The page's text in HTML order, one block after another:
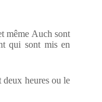
même Auch sont
qui sont mis en
deux heures ou le